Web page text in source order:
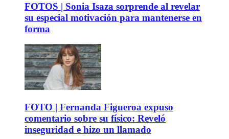
FOTOS | Sonia Isaza sorprende al revelar
su especial motivación para mantenerse en
forma
FOTO | Fernanda Figueroa expuso
comentario sobre su físico: Reveló
inseguridad e hizo un llamado